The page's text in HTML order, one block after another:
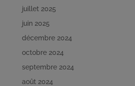
juillet 2025
juin 2025
décembre 2024
octobre 2024
septembre 2024
août 2024